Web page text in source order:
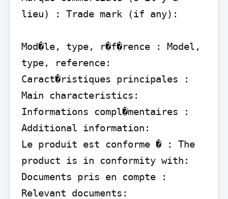
lieu) : Trade mark (if any):
Mod�le, type, r�f�rence : Model,
type, reference:
Caract�ristiques principales :
Main characteristics:
Informations compl�mentaires :
Additional information:
Le produit est conforme � : The
product is in conformity with:
Documents pris en compte :
Relevant documents: